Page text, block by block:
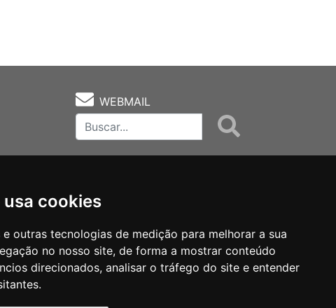
cookies
outras tecnologias de medição para melhorar a sua
no nosso site, de forma a mostrar conteúdo
direcionados, analisar o tráfego do site e entender
WEBMAIL
Notas Técnicas Fale Conocsco